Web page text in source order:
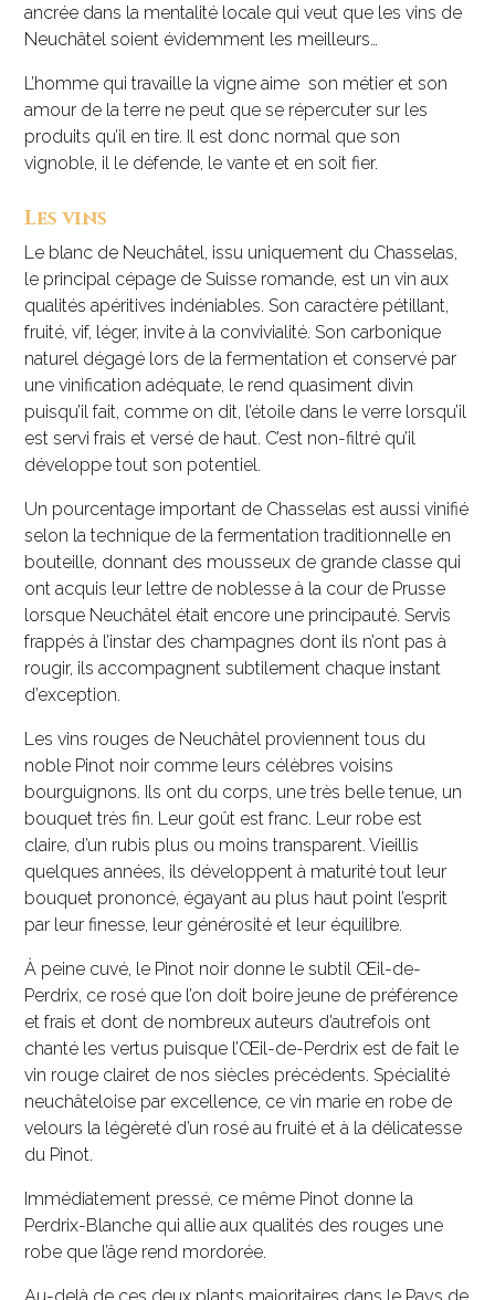
ancrée dans la mentalité locale qui veut que les vins de
Neuchâtel soient évidemment les meilleurs…
L’homme qui travaille la vigne aime son métier et son
amour de la terre ne peut que se répercuter sur les
produits qu’il en tire. Il est donc normal que son
vignoble, il le défende, le vante et en soit fier.
Les vins
Le blanc de Neuchâtel, issu uniquement du Chasselas,
le principal cépage de Suisse romande, est un vin aux
qualités apéritives indéniables. Son caractère pétillant,
fruité, vif, léger, invite à la convivialité. Son carbonique
naturel dégagé lors de la fermentation et conservé par
une vinification adéquate, le rend quasiment divin
puisqu’il fait, comme on dit, l’étoile dans le verre lorsqu’il
est servi frais et versé de haut. C’est non-filtré qu’il
développe tout son potentiel.
Un pourcentage important de Chasselas est aussi vinifié
selon la technique de la fermentation traditionnelle en
bouteille, donnant des mousseux de grande classe qui
ont acquis leur lettre de noblesse à la cour de Prusse
lorsque Neuchâtel était encore une principauté. Servis
frappés à l’instar des champagnes dont ils n’ont pas à
rougir, ils accompagnent subtilement chaque instant
d’exception.
Les vins rouges de Neuchâtel proviennent tous du
noble Pinot noir comme leurs célèbres voisins
bourguignons. Ils ont du corps, une très belle tenue, un
bouquet très fin. Leur goût est franc. Leur robe est
claire, d’un rubis plus ou moins transparent. Vieillis
quelques années, ils développent à maturité tout leur
bouquet prononcé, égayant au plus haut point l’esprit
par leur finesse, leur générosité et leur équilibre.
À peine cuvé, le Pinot noir donne le subtil Œil-de-
Perdrix, ce rosé que l’on doit boire jeune de préférence
et frais et dont de nombreux auteurs d’autrefois ont
chanté les vertus puisque l’Œil-de-Perdrix est de fait le
vin rouge clairet de nos siècles précédents. Spécialité
neuchâteloise par excellence, ce vin marie en robe de
velours la légèreté d’un rosé au fruité et à la délicatesse
du Pinot.
Immédiatement pressé, ce même Pinot donne la
Perdrix-Blanche qui allie aux qualités des rouges une
robe que l’âge rend mordorée.